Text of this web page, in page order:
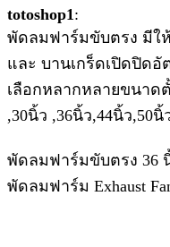
totoshop1:
พัดลมฟาร์มขับตรง มีใ
และ บานเกร็ดเปิดปิด
เลือกหลากหลายขนาด
,30นิ้ว ,36นิ้ว,44นิ้ว,50นิ้
พัดลมฟาร์มขับตรง 36
พัดลมฟาร์ม Exhaust